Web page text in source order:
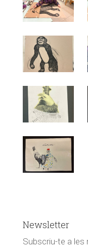
Newsletter
Subscriu-te a